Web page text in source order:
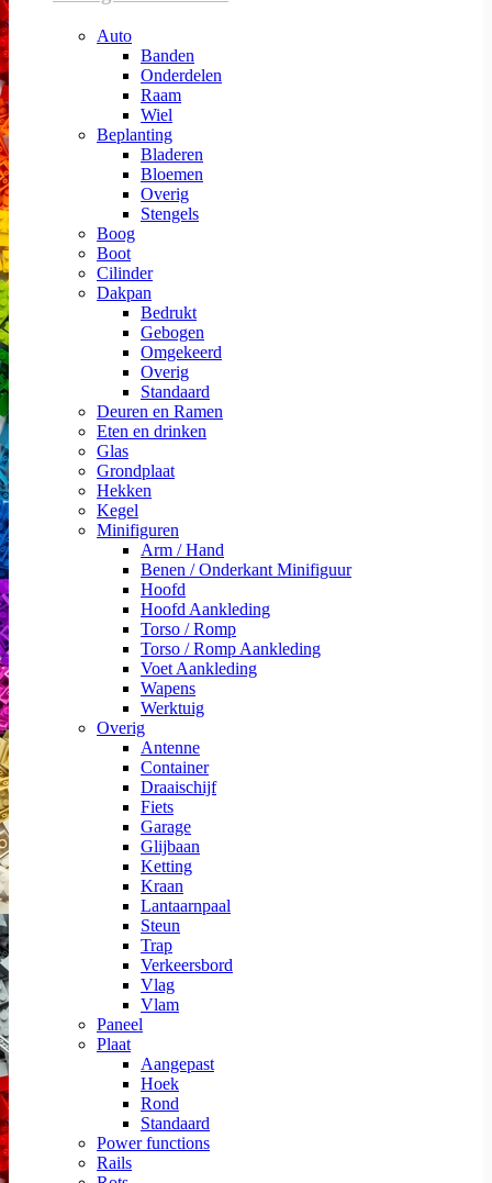
Auto
Banden
Onderdelen
Raam
Wiel
Beplanting
Bladeren
Bloemen
Overig
Stengels
Boog
Boot
Cilinder
Dakpan
Bedrukt
Gebogen
Omgekeerd
Overig
Standaard
Deuren en Ramen
Eten en drinken
Glas
Grondplaat
Hekken
Kegel
Minifiguren
Arm / Hand
Benen / Onderkant Minifiguur
Hoofd
Hoofd Aankleding
Torso / Romp
Torso / Romp Aankleding
Voet Aankleding
Wapens
Werktuig
Overig
Antenne
Container
Draaischijf
Fiets
Garage
Glijbaan
Ketting
Kraan
Lantaarnpaal
Steun
Trap
Verkeersbord
Vlag
Vlam
Paneel
Plaat
Aangepast
Hoek
Rond
Standaard
Power functions
Rails